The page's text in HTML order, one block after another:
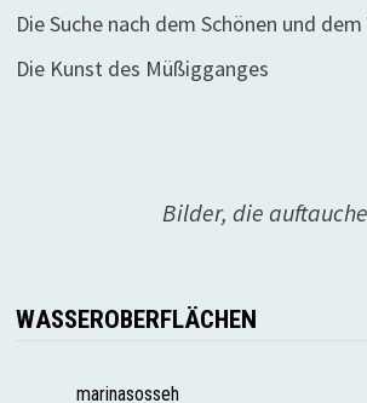
Die Suche nach dem Schönen und dem
Die Kunst des Müßigganges
Bilder, die
WASSEROBERFLÄCHEN
marinasosseh